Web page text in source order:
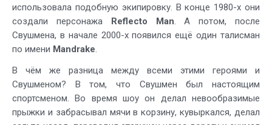
использовала подобную экипировку. В конце 1980-х они
создали персонажа Reflecto Man. А потом, после
Свушмена, в начале 2000-х появился ещё один талисман
по имени Mandrake.
В чём же разница между всеми этими героями и
Свушменом? В том, что Свушмен был настоящим
спортсменом. Во время шоу он делал невообразимые
прыжки и забрасывал мячи в корзину, кувыркался, делал